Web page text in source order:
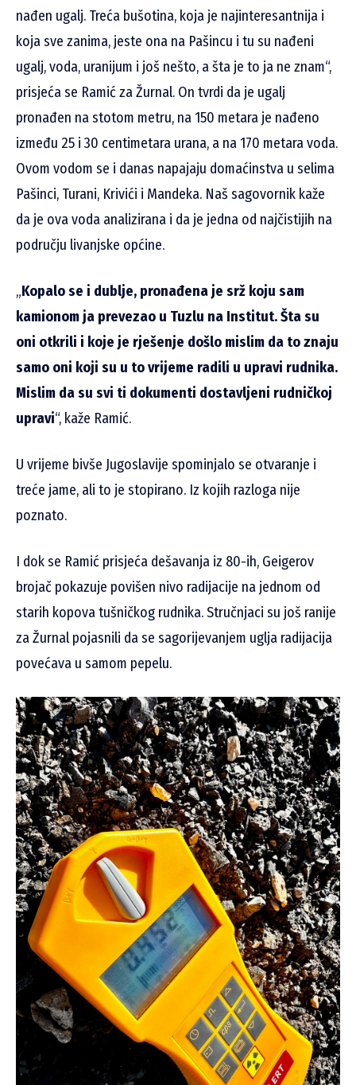
nađen ugalj. Treća bušotina, koja je najinteresantnija i
koja sve zanima, jeste ona na Pašincu i tu su nađeni
ugalj, voda, uranijum i još nešto, a šta je to ja ne znam“,
prisjeća se Ramić za Žurnal. On tvrdi da je ugalj
pronađen na stotom metru, na 150 metara je nađeno
između 25 i 30 centimetara urana, a na 170 metara voda.
Ovom vodom se i danas napajaju domaćinstva u selima
Pašinci, Turani, Krivići i Mandeka. Naš sagovornik kaže
da je ova voda analizirana i da je jedna od najčistijih na
području livanjske općine.
„Kopalo se i dublje, pronađena je srž koju sam
kamionom ja prevezao u Tuzlu na Institut. Šta su
oni otkrili i koje je rješenje došlo mislim da to znaju
samo oni koji su u to vrijeme radili u upravi rudnika.
Mislim da su svi ti dokumenti dostavljeni rudničkoj
upravi“, kaže Ramić.
U vrijeme bivše Jugoslavije spominjalo se otvaranje i
treće jame, ali to je stopirano. Iz kojih razloga nije
poznato.
I dok se Ramić prisjeća dešavanja iz 80-ih, Geigerov
brojač pokazuje povišen nivo radijacije na jednom od
starih kopova tušničkog rudnika. Stručnjaci su još ranije
za Žurnal pojasnili da se sagorijevanjem uglja radijacija
povećava u samom pepelu.